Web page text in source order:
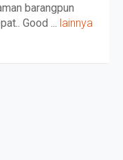
barangpun
Good ... lainnya